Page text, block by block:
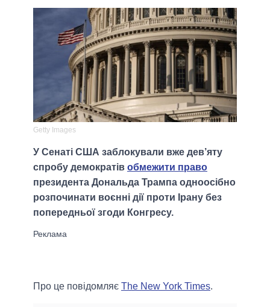
Getty Images
У Сенаті США заблокували вже дев’яту
спробу демократів обмежити право
президента Дональда Трампа одноосібно
розпочинати воєнні дії проти Ірану без
попередньої згоди Конгресу.
Про це повідомляє The New York Times.